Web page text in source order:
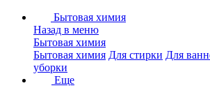
Бытовая химия
Назад в меню
Бытовая химия
Бытовая химия Для стирки Для
уборки
Еще